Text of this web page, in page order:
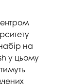
на
у цьому